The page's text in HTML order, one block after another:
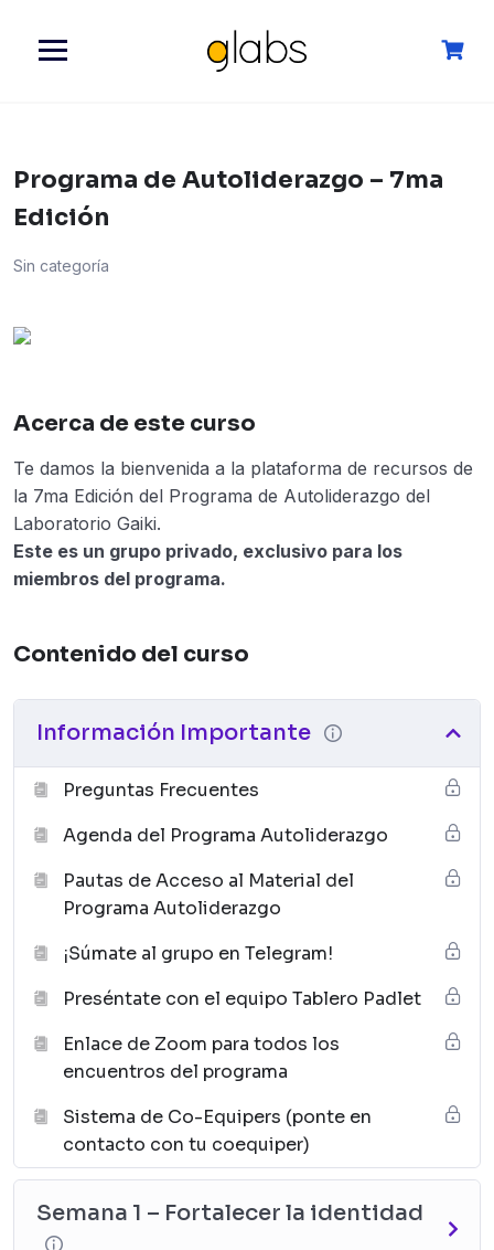
siguiente
Programa de Autoliderazgo – 7ma
Edición
Sin categoría
Acerca de este curso
Te damos la bienvenida a la plataforma de recursos de
la 7ma Edición del Programa de Autoliderazgo del
Laboratorio Gaiki.
Este es un grupo privado, exclusivo para los
miembros del programa.
Contenido del curso
Información Importante
Preguntas Frecuentes
Agenda del Programa Autoliderazgo
Pautas de Acceso al Material del
Programa Autoliderazgo
¡Súmate al grupo en Telegram!
Preséntate con el equipo Tablero Padlet
Enlace de Zoom para todos los
encuentros del programa
Sistema de Co-Equipers (ponte en
contacto con tu coequiper)
Semana 1 – Fortalecer la identidad